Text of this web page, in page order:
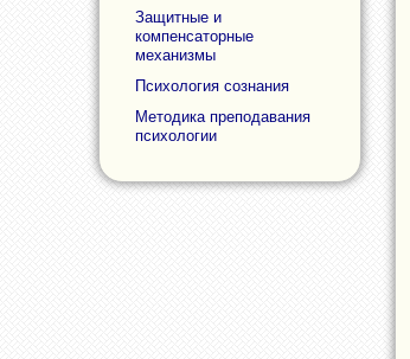
Защитные и
компенсаторные
механизмы
Психология сознания
Методика преподавания
психологии